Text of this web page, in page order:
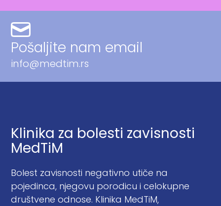
Pošaljite nam email
info@medtim.rs
Klinika za bolesti zavisnosti
MedTiM
Bolest zavisnosti negativno utiče na
pojedinca, njegovu porodicu i celokupne
društvene odnose. Klinika MedTiM,